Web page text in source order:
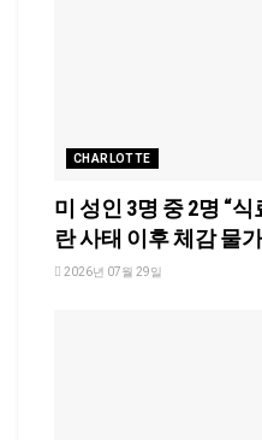
CHARLOTTE
미 성인 3명 중 2명 “
란 사태 이후 체감 물
2026년 07월 29일